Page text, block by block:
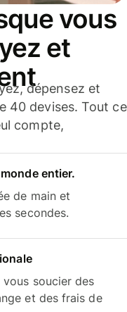
vous
et
dépensez et
40 devises. Tout ce
compte,
entier.
de main et
secondes.
soucier des
et des frais de